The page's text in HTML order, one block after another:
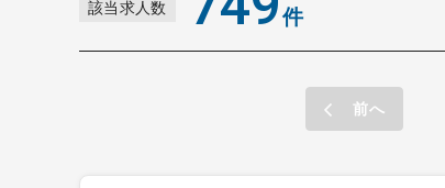
該当求人数 件
前へ